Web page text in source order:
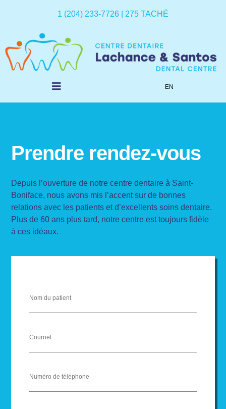
1 (204) 233-7726 | 275 TACHÉ
Toggle
Navigation
À notre sujet
Services
EN
Prendre rendez-vous
Depuis l’ouverture de notre centre dentaire à Saint-
Boniface, nous avons mis l’accent sur de bonnes
relations avec les patients et d’excellents soins dentaire.
Plus de 60 ans plus tard, notre centre est toujours fidèle
à ces idéaux.
Nom
Email
Phone